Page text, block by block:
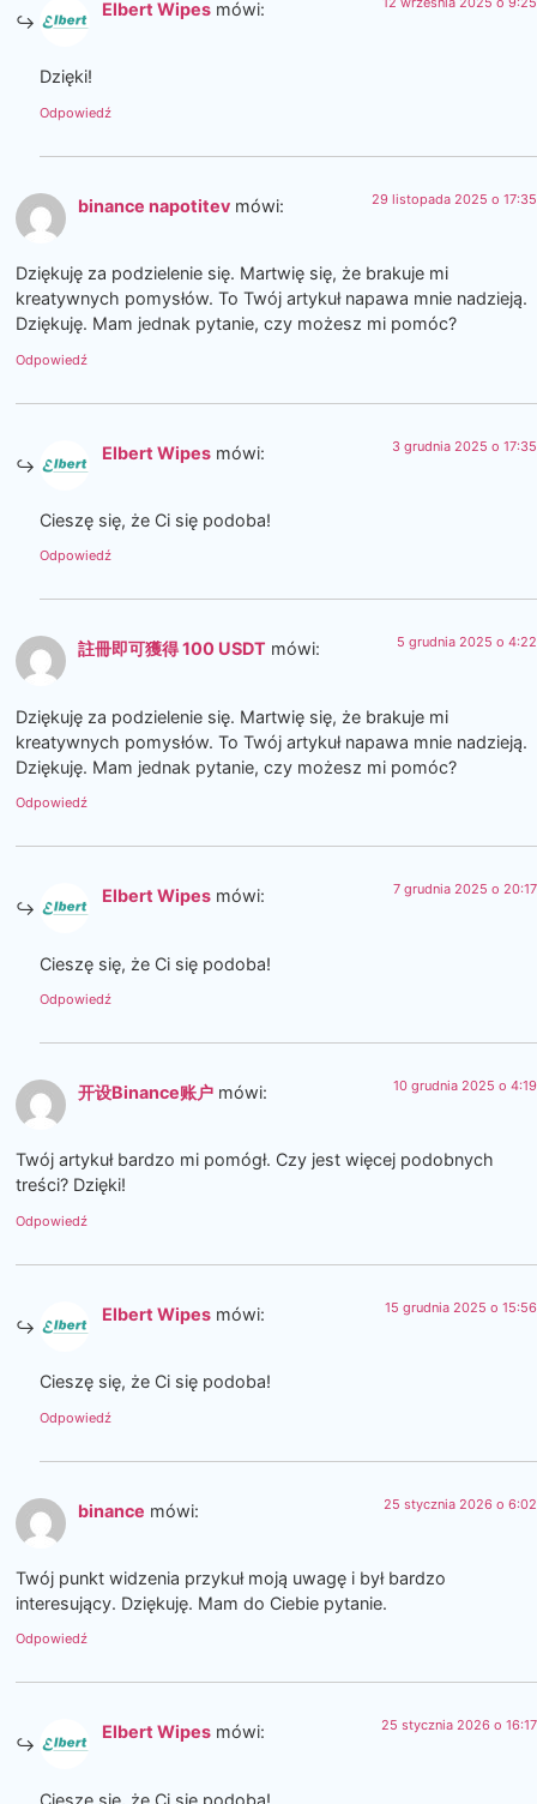
Elbert Wipes mówi:
Dzięki!
Odpowiedź
binance napotitev mówi: 29 listopada 2025 o 17:35
Dziękuję za podzielenie się. Martwię się, że brakuje mi
kreatywnych pomysłów. To Twój artykuł napawa mnie nadzieją.
Dziękuję. Mam jednak pytanie, czy możesz mi pomóc?
Odpowiedź
Elbert Wipes mówi: 3 grudnia 2025 o 17:35
Cieszę się, że Ci się podoba!
Odpowiedź
註冊即可獲得 100 USDT mówi: 5 grudnia 2025 o 4:22
Dziękuję za podzielenie się. Martwię się, że brakuje mi
kreatywnych pomysłów. To Twój artykuł napawa mnie nadzieją.
Dziękuję. Mam jednak pytanie, czy możesz mi pomóc?
Odpowiedź
Elbert Wipes mówi: 7 grudnia 2025 o 20:17
Cieszę się, że Ci się podoba!
Odpowiedź
开设Binance账户 mówi: 10 grudnia 2025 o 4:19
Twój artykuł bardzo mi pomógł. Czy jest więcej podobnych
treści? Dzięki!
Odpowiedź
Elbert Wipes mówi: 15 grudnia 2025 o 15:56
Cieszę się, że Ci się podoba!
Odpowiedź
binance mówi: 25 stycznia 2026 o 6:02
Twój punkt widzenia przykuł moją uwagę i był bardzo
interesujący. Dziękuję. Mam do Ciebie pytanie.
Odpowiedź
Elbert Wipes mówi: 25 stycznia 2026 o 16:17
Cieszę się, że Ci się podoba!